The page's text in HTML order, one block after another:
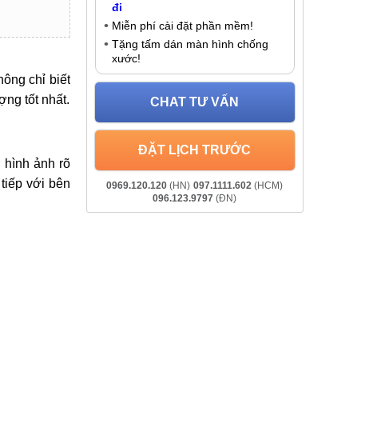
chỉ biết
tốt nhất.
hình ảnh rõ
với bên
đi
Miễn phí cài đặt phần mềm!
Tặng tấm dán màn hình chống
xước!
CHAT TƯ VẤN
ĐẶT LỊCH TRƯỚC
0969.120.120 (HN) 097.1111.602 (HCM)
096.123.9797 (ĐN)